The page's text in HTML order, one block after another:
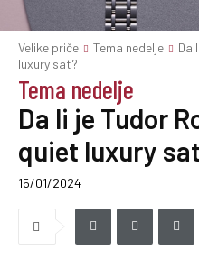
Velike priče Tema nedelje
Da
luxury sat?
Tema nedelje
Da li je Tudor
quiet luxury
15/01/2024